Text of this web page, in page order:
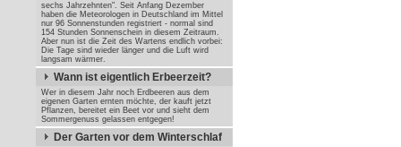
sechs Jahrzehnten". Seit Anfang Dezember
haben die Meteorologen in Deutschland im Mittel
nur 96 Sonnenstunden registriert - normal sind
154 Stunden Sonnenschein in diesem Zeitraum.
Aber nun ist die Zeit des Wartens endlich vorbei:
Die Tage sind wieder länger und die Luft wird
langsam wärmer.
Wann ist eigentlich Erbeerzeit?
Wer in diesem Jahr noch Erdbeeren aus dem
eigenen Garten ernten möchte, der kauft jetzt
Pflanzen, bereitet ein Beet vor und sieht dem
Sommergenuss gelassen entgegen!
Der Garten vor dem Winterschlaf